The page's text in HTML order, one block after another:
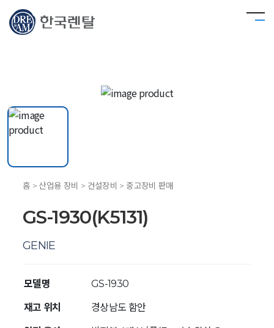
홈 > 산업용 장비 > 건설장비 > 중고장비 판매
GS-1930(K5131)
GENIE
모델명 GS-1930
재고 위치 경상남도 함안